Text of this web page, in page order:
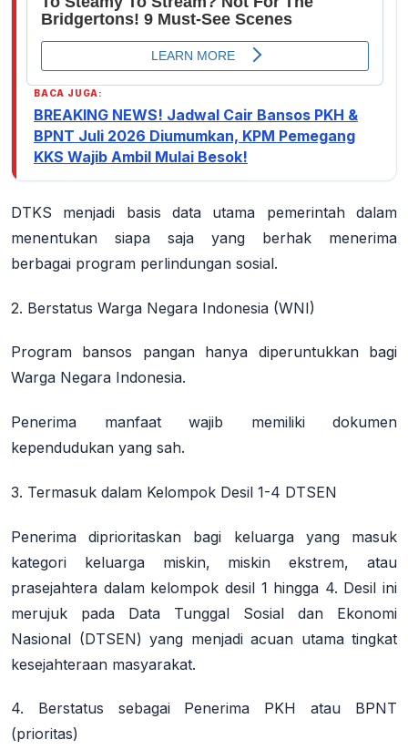
BACA JUGA:
BREAKING NEWS! Jadwal Cair Bansos PKH &
BPNT Juli 2026 Diumumkan, KPM Pemegang
KKS Wajib Ambil Mulai Besok!
DTKS menjadi basis data utama pemerintah dalam
menentukan siapa saja yang berhak menerima
berbagai program perlindungan sosial.
2. Berstatus Warga Negara Indonesia (WNI)
Program bansos pangan hanya diperuntukkan bagi
Warga Negara Indonesia.
Penerima manfaat wajib memiliki dokumen
kependudukan yang sah.
3. Termasuk dalam Kelompok Desil 1-4 DTSEN
Penerima diprioritaskan bagi keluarga yang masuk
kategori keluarga miskin, miskin ekstrem, atau
prasejahtera dalam kelompok desil 1 hingga 4. Desil ini
merujuk pada Data Tunggal Sosial dan Ekonomi
Nasional (DTSEN) yang menjadi acuan utama tingkat
kesejahteraan masyarakat.
4. Berstatus sebagai Penerima PKH atau BPNT
(prioritas)